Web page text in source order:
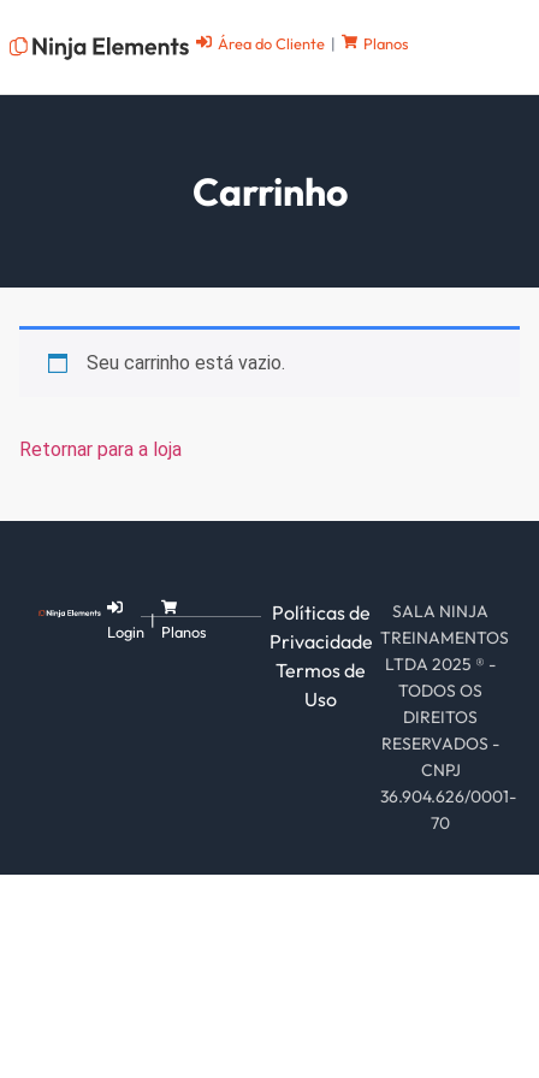
Área do Cliente | Planos
Carrinho
Seu carrinho está vazio.
Retornar para a loja
Login
|
Planos
Políticas de
Privacidade
Termos de
Uso
SALA NINJA
TREINAMENTOS
LTDA 2025 ® -
TODOS OS
DIREITOS
RESERVADOS -
CNPJ
36.904.626/0001-
70